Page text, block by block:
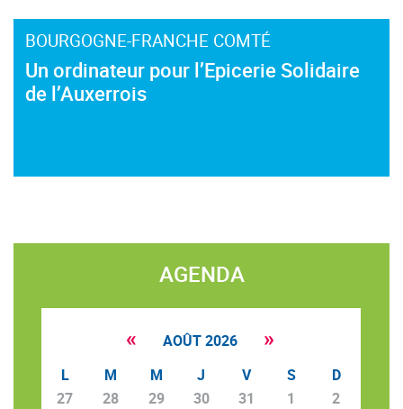
BOURGOGNE-FRANCHE COMTÉ
Un ordinateur pour l’Epicerie Solidaire
de l’Auxerrois
AGENDA
« AOÛT 2026 »
L M M J V S
D
27
28 29 30 31 1
2